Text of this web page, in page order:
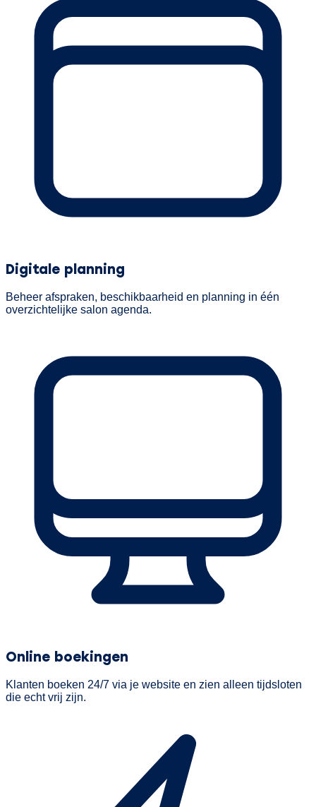
Digitale planning
Beheer afspraken, beschikbaarheid en planning in één
overzichtelijke salon agenda.
Online boekingen
Klanten boeken 24/7 via je website en zien alleen tijdsloten
die echt vrij zijn.